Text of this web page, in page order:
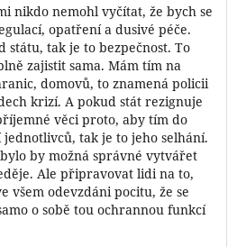
nikdo nemohl vyčítat, že bych se
opatření a dusivé péče.
státu, tak je to bezpečnost. To
zajistit sama. Mám tím na
domovů, to znamená policii
krizí. A pokud stát rezignuje
věci proto, aby tím do
tak je to jeho selhání.
by možná správné vytvářet
Ale připravovat lidi na to,
všem odevzdáni pocitu, že se
o sobě tou ochrannou funkcí